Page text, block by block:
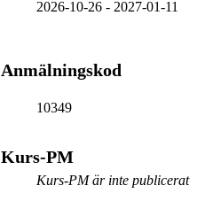
2026-10-26 - 2027-01-11
Anmälningskod
10349
Kurs-PM
Kurs-PM är inte publicerat